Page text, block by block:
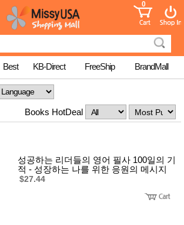
0
Best KB-Direct FreeShip BrandMall
Books HotDeal
성공하는 리더들의 영어 필사 100일의 기
적 - 성장하는 나를 위한 응원의 메시지
$27.44